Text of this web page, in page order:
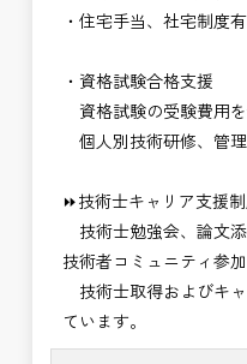
・住宅手当、社宅制度
・資格試験合格支援
資格試験の受験費用
個人別技術研修、管
⏩技術士キャリア支援
技術士勉強会、論文
技術者コミュニティ参加
技術士取得およびキ
ています。